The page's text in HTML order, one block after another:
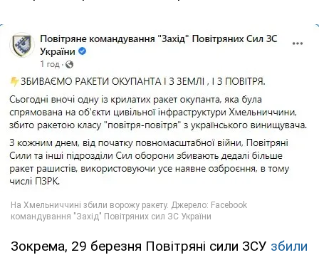
Зокрема, 29 березня Повітряні сили ЗСУ збили